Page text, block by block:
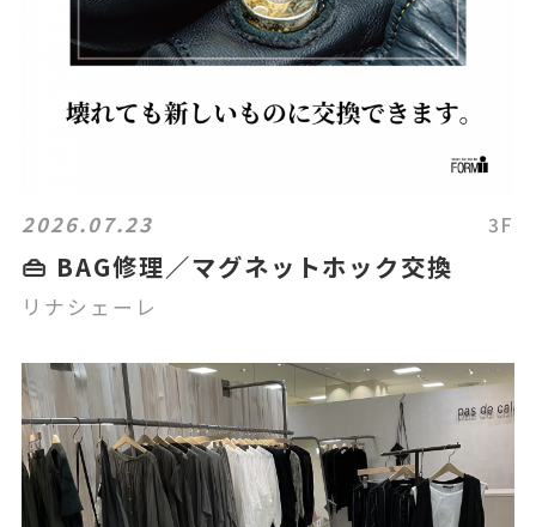
2026.07.23 3F
👜 BAG修理／マグネットホック交換
リナシェーレ